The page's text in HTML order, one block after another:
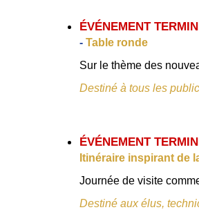
ÉVÉNEMENT
- Table ronde
Sur le thème des
Destiné à tous les
ÉVÉNEMENT
Itinéraire inspirant de
Journée de visite
Destiné aux élus,